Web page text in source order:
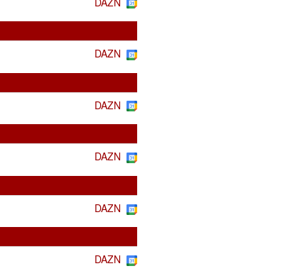
DAZN
DAZN
DAZN
DAZN
DAZN